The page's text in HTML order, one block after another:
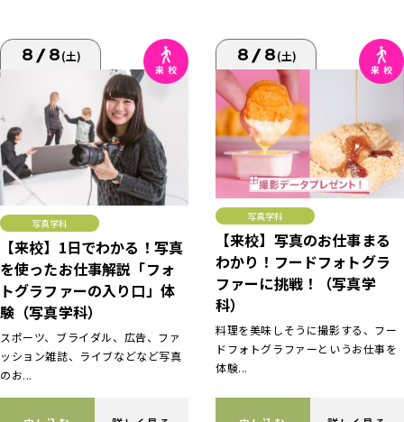
8/8(土)
写真学科
【来校】1日でわかる！写真
を使ったお仕事解説「フォ
トグラファーの入り口」体
験（写真学科）
スポーツ、ブライダル、広告、ファ
ッション雑誌、ライブなどなど写真
のお...
8/8(土)
写真学科
【来校】写真のお仕事まる
わかり！フードフォトグラ
ファーに挑戦！（写真学
科）
料理を美味しそうに撮影する、フー
ドフォトグラファーというお仕事を
体験...